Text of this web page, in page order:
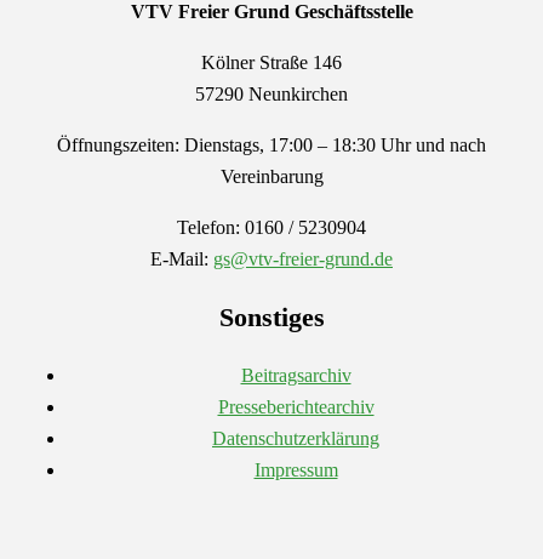
VTV Freier Grund Geschäftsstelle
Kölner Straße 146
57290 Neunkirchen
Öffnungszeiten: Dienstags, 17:00 – 18:30 Uhr und nach
Vereinbarung
Telefon: 0160 / 5230904
E-Mail: gs@vtv-freier-grund.de
Sonstiges
Beitragsarchiv
Presseberichtearchiv
Datenschutzerklärung
Impressum